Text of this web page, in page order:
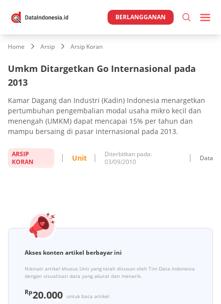
BERLANGGANAN
Home Arsip Arsip Koran
Umkm Ditargetkan Go Internasional pada
2013
Kamar Dagang dan Industri (Kadin) Indonesia menargetkan
pertumbuhan pengembalian modal usaha mikro kecil dan
menengah (UMKM) dapat mencapai 15% per tahun dan
mampu bersaing di pasar internasional pada 2013.
ARSIP
KORAN
Unit
Diterbitkan pada:
03/09/2010
Data
Akses konten artikel berbayar ini
Nikmati artikel khusus Unit yang telah disusun oleh Tim Data Indonesia
dengan visualisasi data yang akurat dan menarik.
Rp20.000
untuk baca artikel